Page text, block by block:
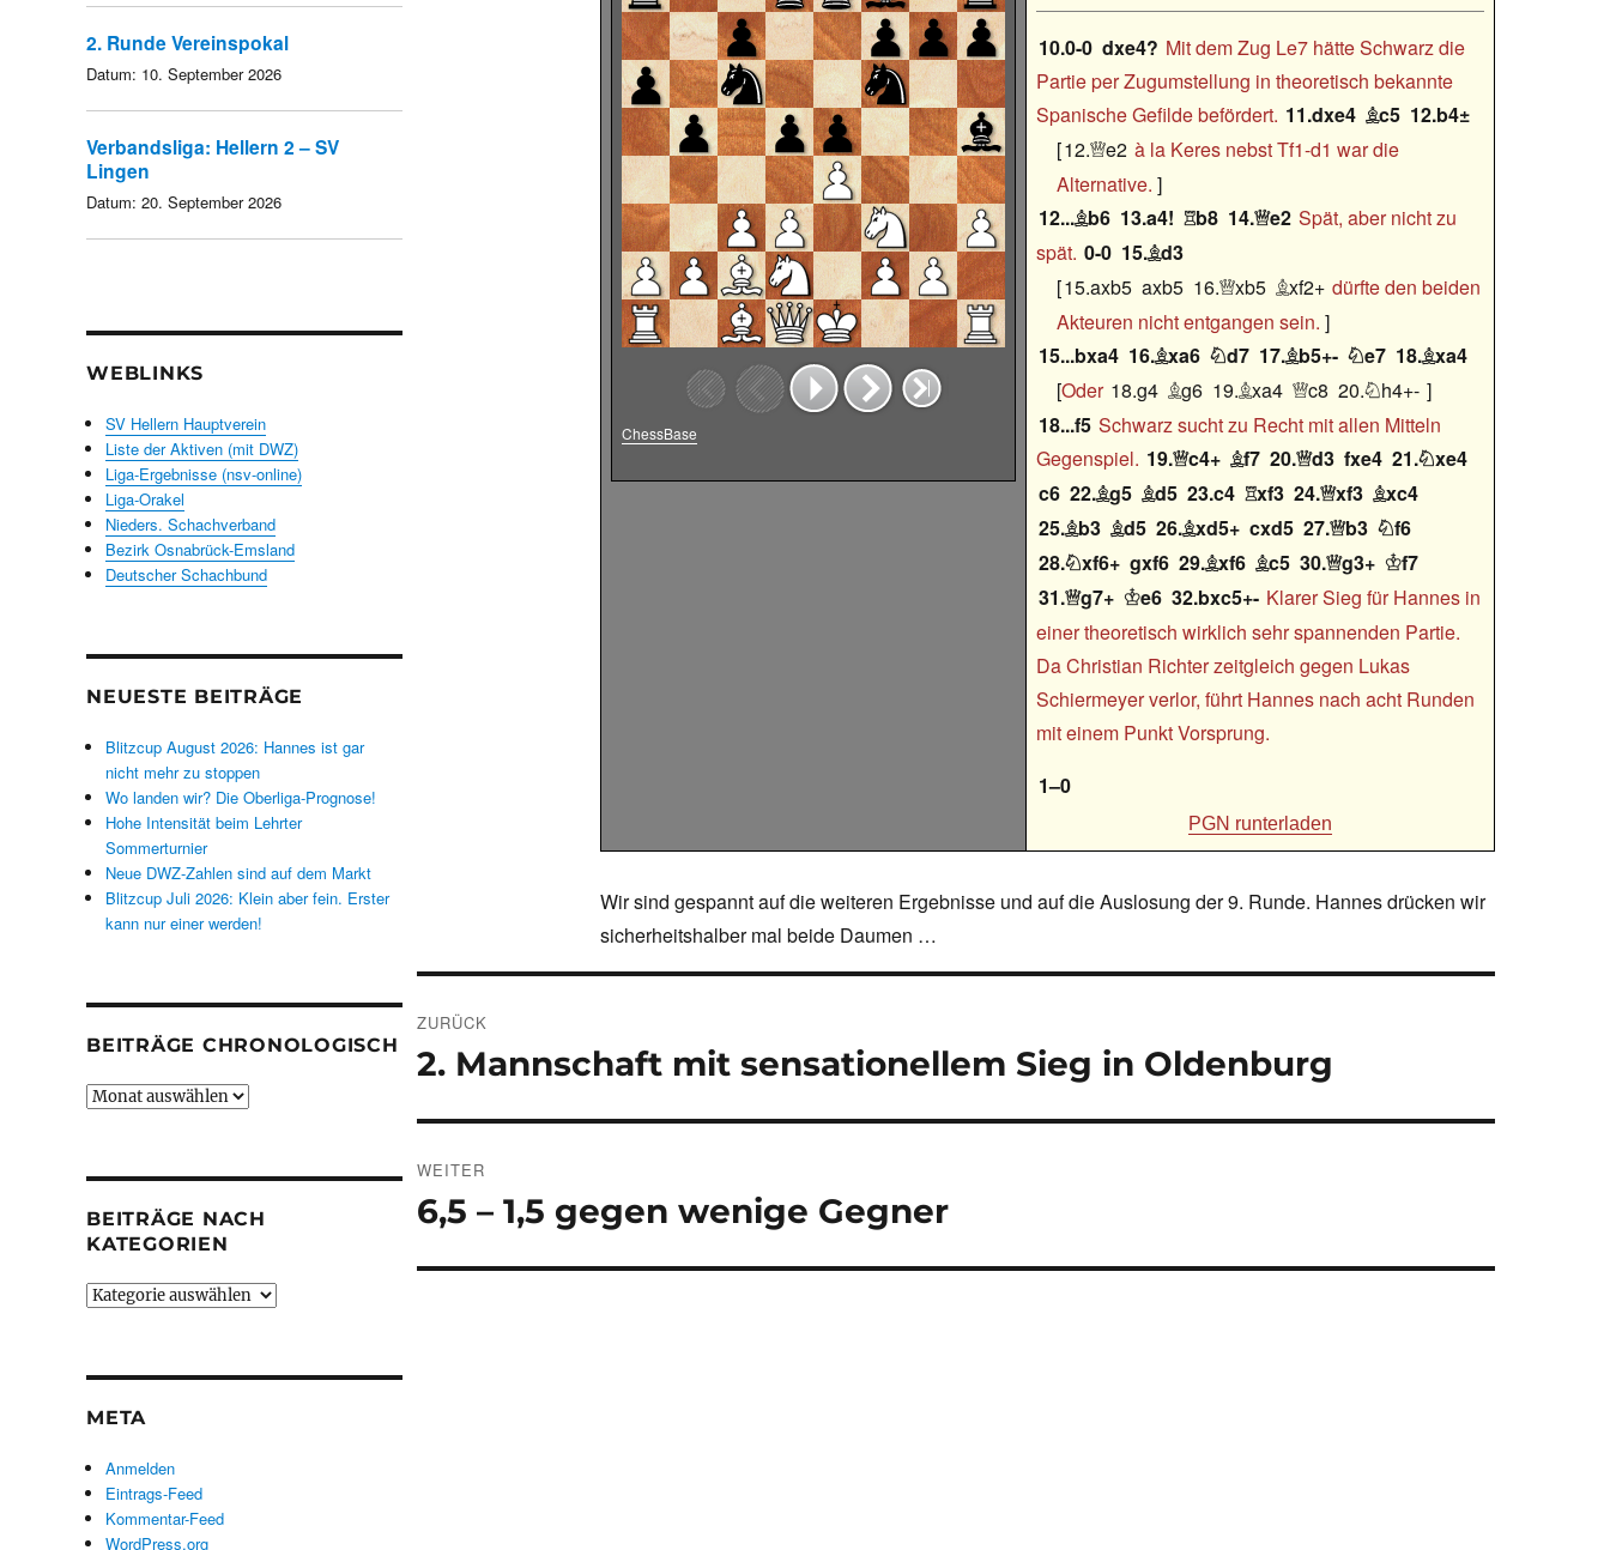
ChessBase
10.0-0 dxe4? Mit dem Zug Le7 hätte Schwarz die
Partie per Zugumstellung in theoretisch bekannte
Spanische Gefilde befördert. 11.dxe4 c5 12.b4±
12.e2 à la Keres nebst Tf1-d1 war die
Alternative.
12...b6 13.a4! b8 14.e2 Spät, aber nicht zu
spät. 0-0 15.d3
15.axb5 axb5 16.xb5 xf2+ dürfte den beiden
Akteuren nicht entgangen sein.
15...bxa4 16.xa6 d7 17.b5+- e7 18.xa4
Oder 18.g4 g6 19.xa4 c8 20.h4+-
18...f5 Schwarz sucht zu Recht mit allen Mitteln
Gegenspiel. 19.c4+ f7 20.d3 fxe4 21.xe4
c6 22.g5 d5 23.c4 xf3 24.xf3 xc4
25.b3 d5 26.xd5+ cxd5 27.b3 f6
28.xf6+ gxf6 29.xf6 c5 30.g3+ f7
31.g7+ e6 32.bxc5+- Klarer Sieg für Hannes in
einer theoretisch wirklich sehr spannenden Partie.
Da Christian Richter zeitgleich gegen Lukas
Schiermeyer verlor, führt Hannes nach acht Runden
mit einem Punkt Vorsprung.
1–0
PGN runterladen
Wir sind gespannt auf die weiteren Ergebnisse und auf die Auslosung der 9. Runde. Hannes drücken wir
sicherheitshalber mal beide Daumen …
ZURÜCK
Vorheriger
2. Mannschaft mit sensationellem Sieg in Oldenburg
WEITER
Nächster
6,5 – 1,5 gegen wenige Gegner
2. Runde Vereinspokal
Datum: 10. September 2026
Verbandsliga: Hellern 2 – SV
Lingen
Datum: 20. September 2026
WEBLINKS
SV Hellern Hauptverein
Liste der Aktiven (mit DWZ)
Liga-Ergebnisse (nsv-online)
Liga-Orakel
Nieders. Schachverband
Bezirk Osnabrück-Emsland
Deutscher Schachbund
NEUESTE BEITRÄGE
Blitzcup August 2026: Hannes ist gar
nicht mehr zu stoppen
Wo landen wir? Die Oberliga-Prognose!
Hohe Intensität beim Lehrter
Sommerturnier
Neue DWZ-Zahlen sind auf dem Markt
Blitzcup Juli 2026: Klein aber fein. Erster
kann nur einer werden!
BEITRÄGE CHRONOLOGISCH
Beiträge
BEITRÄGE NACH
KATEGORIEN
Beiträge
META
Anmelden
Eintrags-Feed
Kommentar-Feed
WordPress.org